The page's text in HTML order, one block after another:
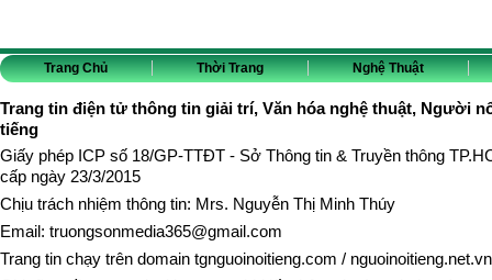
Trang Chủ Thời Trang Nghệ Thuật
Trang tin điện tử thông tin giải trí, Văn hóa nghệ thuật, Người
tiếng
Giấy phép ICP số 18/GP-TTĐT - Sở Thông tin & Truyền thông
cấp ngày 23/3/2015
Chịu trách nhiệm thông tin: Mrs. Nguyễn Thị Minh Thúy
Email: truongsonmedia365@gmail.com
Trang tin chạy trên domain tgnguoinoitieng.com / nguoinoitieng.net.vn